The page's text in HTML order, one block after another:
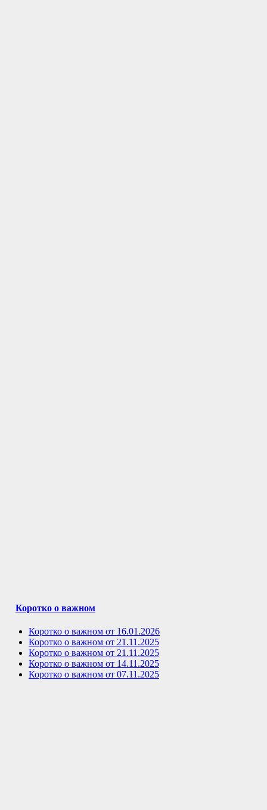
Коротко о важном
Коротко о важном от 16.01.2026
Коротко о важном от 21.11.2025
Коротко о важном от 21.11.2025
Коротко о важном от 14.11.2025
Коротко о важном от 07.11.2025